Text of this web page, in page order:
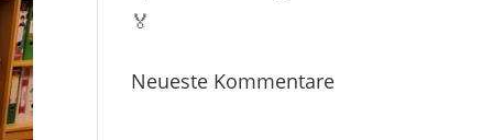
🏅
Neueste Kommentare